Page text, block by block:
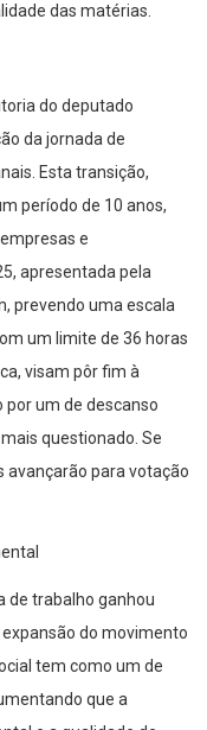
das matérias.
do deputado
da jornada de
Esta transição,
período de 10 anos,
e
apresentada pela
prevendo uma escala
um limite de 36 horas
visam pôr fim à
por um de descanso
questionado. Se
avançarão para votação
de trabalho ganhou
do movimento
tem como um de
que a